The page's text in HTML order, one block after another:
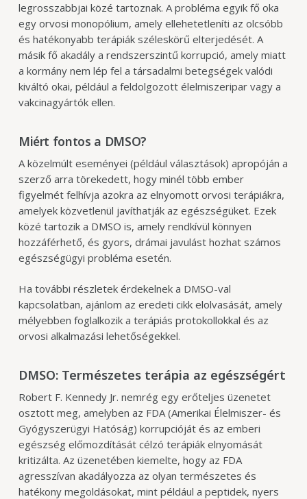
legrosszabbjai közé tartoznak. A probléma egyik fő oka
egy orvosi monopólium, amely ellehetetleníti az olcsóbb
és hatékonyabb terápiák széleskörű elterjedését. A
másik fő akadály a rendszerszintű korrupció, amely miatt
a kormány nem lép fel a társadalmi betegségek valódi
kiváltó okai, például a feldolgozott élelmiszeripar vagy a
vakcinagyártók ellen.
Miért fontos a DMSO?
A közelmúlt eseményei (például választások) apropóján a
szerző arra törekedett, hogy minél több ember
figyelmét felhívja azokra az elnyomott orvosi terápiákra,
amelyek közvetlenül javíthatják az egészségüket. Ezek
közé tartozik a DMSO is, amely rendkívül könnyen
hozzáférhető, és gyors, drámai javulást hozhat számos
egészségügyi probléma esetén.
Ha további részletek érdekelnek a DMSO-val
kapcsolatban, ajánlom az eredeti cikk elolvasását, amely
mélyebben foglalkozik a terápiás protokollokkal és az
orvosi alkalmazási lehetőségekkel.
DMSO: Természetes terápia az egészségért
Robert F. Kennedy Jr. nemrég egy erőteljes üzenetet
osztott meg, amelyben az FDA (Amerikai Élelmiszer- és
Gyógyszerügyi Hatóság) korrupcióját és az emberi
egészség előmozdítását célzó terápiák elnyomását
kritizálta. Az üzenetében kiemelte, hogy az FDA
agresszívan akadályozza az olyan természetes és
hatékony megoldásokat, mint például a peptidek, nyers